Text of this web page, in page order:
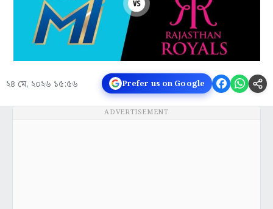
২৪ মে, ২০২৬ ১৫:৫৬ Prefer us on Google
ADVERTISEMENT